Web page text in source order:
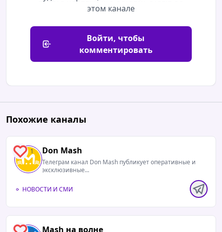
этом канале
Войти, чтобы
комментировать
Похожие каналы
1 Don Mash
Телеграм канал Don Mash публикует оперативные и
эксклюзивные...
НОВОСТИ И СМИ
0 Mash на волне